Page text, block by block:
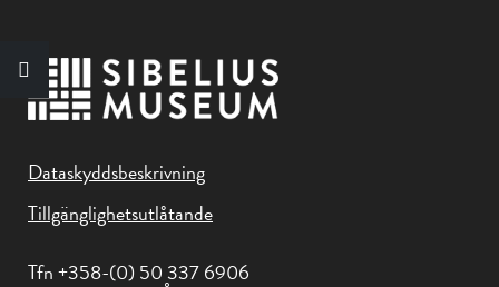
Dataskyddsbeskrivning
Tillgänglighetsutlåtande
Tfn +358-(0) 50 337 6906